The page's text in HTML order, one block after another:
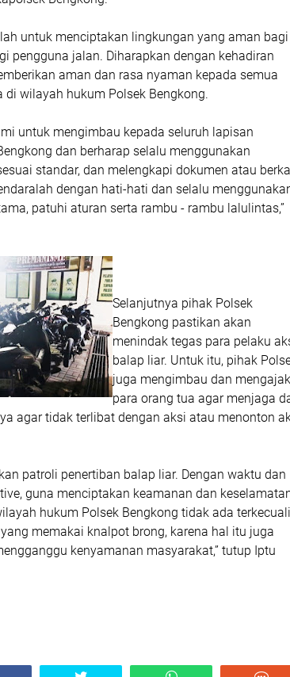
untuk menciptakan lingkungan yang aman bagi
pengguna jalan. Diharapkan dengan kehadiran
aman dan rasa nyaman kepada semua
wilayah hukum Polsek Bengkong.
untuk mengimbau kepada seluruh lapisan
dan berharap selalu menggunakan
standar, dan melengkapi dokumen atau
dengan hati-hati dan selalu
patuhi aturan serta rambu - rambu lalulintas,”
Selanjutnya pihak Polsek
Bengkong pastikan akan
menindak tegas para pelaku
balap liar. Untuk itu, pihak
juga mengimbau dan mengajak
para orang tua agar menjaga
agar tidak terlibat dengan aksi atau menonton
patroli penertiban balap liar. Dengan waktu dan
guna menciptakan keamanan dan
hukum Polsek Bengkong tidak ada terkecuali
memakai knalpot brong, karena hal itu juga
kenyamanan masyarakat,” tutup Iptu